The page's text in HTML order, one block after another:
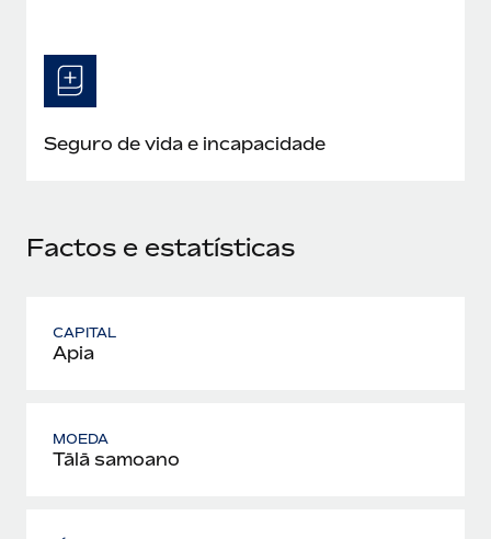
Seguro de vida e incapacidade
Factos e estatísticas
CAPITAL
Apia
MOEDA
Tālā samoano